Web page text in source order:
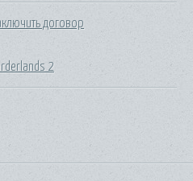
договор
2